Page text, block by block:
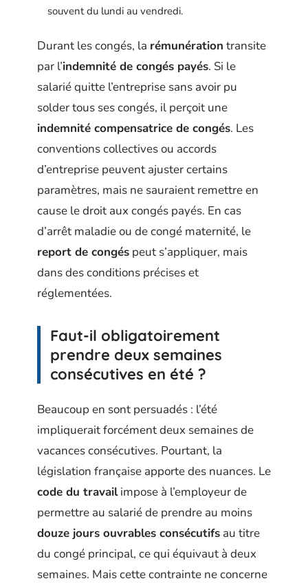
souvent du lundi au vendredi.
Durant les congés, la rémunération transite
par l’indemnité de congés payés. Si le
salarié quitte l’entreprise sans avoir pu
solder tous ses congés, il perçoit une
indemnité compensatrice de congés. Les
conventions collectives ou accords
d’entreprise peuvent ajuster certains
paramètres, mais ne sauraient remettre en
cause le droit aux congés payés. En cas
d’arrêt maladie ou de congé maternité, le
report de congés peut s’appliquer, mais
dans des conditions précises et
réglementées.
Faut-il obligatoirement
prendre deux semaines
consécutives en été ?
Beaucoup en sont persuadés : l’été
impliquerait forcément deux semaines de
vacances consécutives. Pourtant, la
législation française apporte des nuances. Le
code du travailimpose à l’employeur de
permettre au salarié de prendre au moins
douze jours ouvrables consécutifs au titre
du congé principal, ce qui équivaut à deux
semaines. Mais cette contrainte ne concerne